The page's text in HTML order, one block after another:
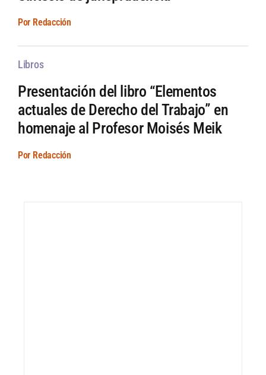
Por Redacción
Libros
Presentación del libro “Elementos
actuales de Derecho del Trabajo” en
homenaje al Profesor Moisés Meik
Por Redacción